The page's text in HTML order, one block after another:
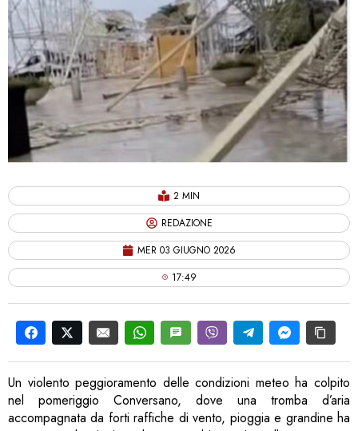
2 MIN
REDAZIONE
MER 03 GIUGNO 2026
17:49
Un violento peggioramento delle condizioni meteo ha colpito
nel pomeriggio Conversano, dove una tromba d’aria
accompagnata da forti raffiche di vento, pioggia e grandine ha